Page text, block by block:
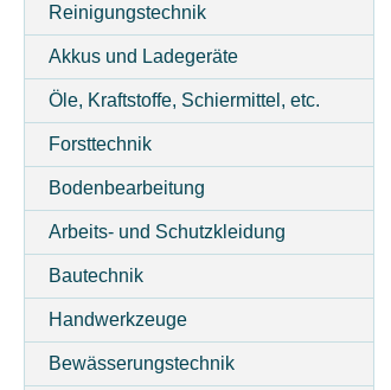
FAHRANTRIEBSART
GESCHWINDIGKEIT MAX (IN KM/H)
KLASSIFIZIERUNG
MOTORLEISTUNG (IN PS)
MOTORLEISTUNG (IN
Reinigungstechnik
Akkus und Ladegeräte
Öle, Kraftstoffe, Schiermittel, etc.
Forsttechnik
Bodenbearbeitung
Arbeits- und Schutzkleidung
Bautechnik
Handwerkzeuge
Bewässerungstechnik